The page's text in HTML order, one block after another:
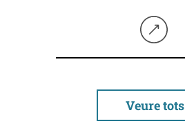
Veure tots